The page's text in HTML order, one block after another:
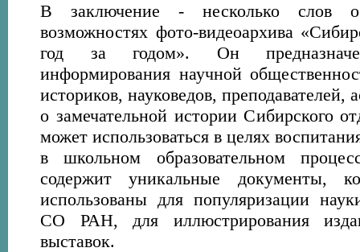
В заключение - несколько слов
возможностях фото-видеоархива
год за годом». Он
информирования научной
историков, науковедов, преподавателей,
о замечательной истории Сибирского
может использоваться в целях
в школьном образовательном
содержит уникальные документы,
использованы для популяризации
СО РАН, для иллюстрирования
выставок.